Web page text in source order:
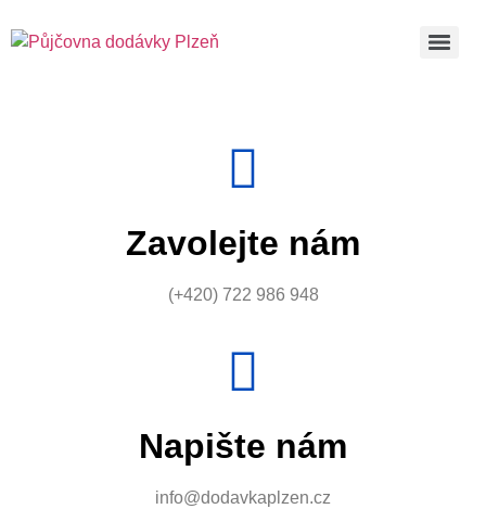
Zavolejte nám
(+420) 722 986 948
Napište nám
info@dodavkaplzen.cz